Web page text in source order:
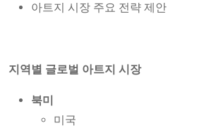
아트지 시장 주요 전략 제안
지역별 글로벌 아트지 시장
북미
미국